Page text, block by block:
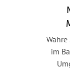
im